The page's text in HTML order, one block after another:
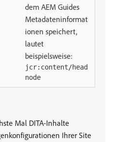
dem AEM Guides
Metadateninformat
ionen speichert,
lautet
beispielsweise:
jcr:content/head
node
Mal DITA-Inhalte
Ihrer Site